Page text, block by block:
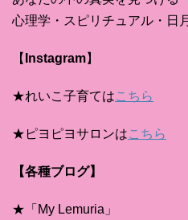
心理学・スピリチュアル・日
【 Instagram】
★れいこ子育てはこちら
★ピヨピヨサロンはこちら
【各種ブログ】
★「My Lemuria」